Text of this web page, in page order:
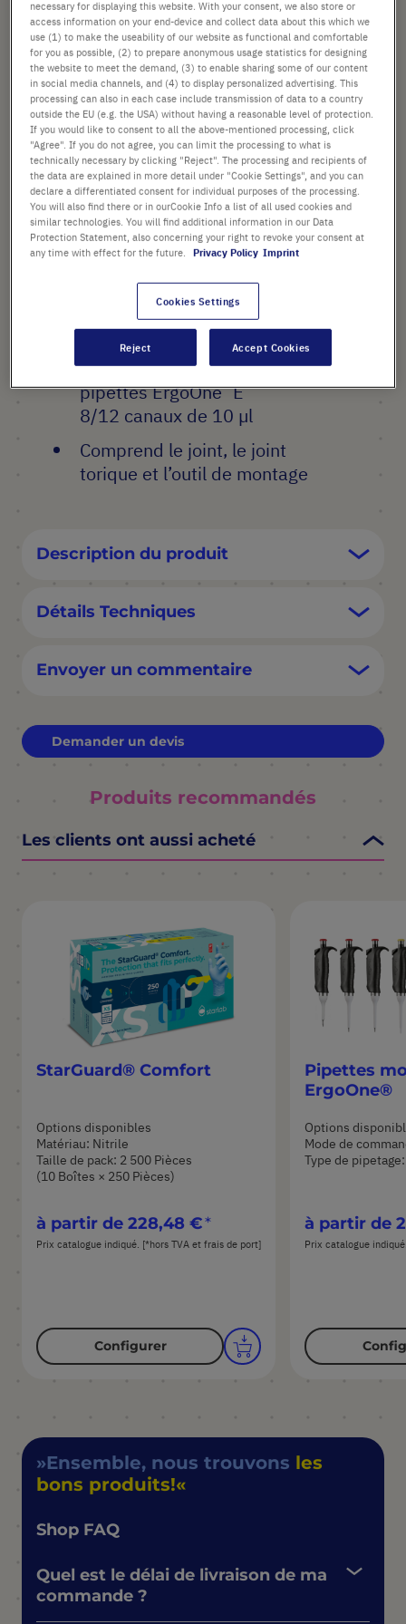
gallery
POINTS FORTS
Embout porte-cône pour
pipettes ErgoOne®E
8/12 canaux de 10 µl
Comprend le joint, le joint
torique et l’outil de montage
24,60 €
Prix catalogue indiqué. [*hors TVA et frais de port]
Vérifier la disponibilité Horsfrais de port
- +
Ajouter
au
panier
1 Pièce (1 Boîte × 1 Pièce)
Description du produit
Détails Techniques
Envoyer un commentaire
Demander un devis
Produits recommandés
Les clients ont aussi acheté
StarGuard® Comfort
Options disponibles
Matériau: Nitrile
Taille de pack: 2 500 Pièces
(10 Boîtes × 250 Pièces)
à partir de 228,48 €
Prix catalogue indiqué. [*hors TVA et frais de port]
Configurer
Pipettes
ErgoOne®
Options
Mode de
Type de
à partir de
Prix catalogue
Ensemble, nous trouvons les
bons produits!
Shop FAQ
Quel est le délai de livraison de ma
commande ?
necessary for displaying this website. With your consent, we also store or
access information on your end-device and collect data about this which we
use (1) to make the useability of our website as functional and comfortable
for you as possible, (2) to prepare anonymous usage statistics for designing
the website to meet the demand, (3) to enable sharing some of our content
in social media channels, and (4) to display personalized advertising. This
processing can also in each case include transmission of data to a country
outside the EU (e.g. the USA) without having a reasonable level of protection.
If you would like to consent to all the above-mentioned processing, click
"Agree". If you do not agree, you can limit the processing to what is
technically necessary by clicking "Reject". The processing and recipients of
the data are explained in more detail under "Cookie Settings", and you can
declare a differentiated consent for individual purposes of the processing.
You will also find there or in ourCookie Info a list of all used cookies and
similar technologies. You will find additional information in our Data
Protection Statement, also concerning your right to revoke your consent at
any time with effect for the future.
Privacy Policy Imprint
Cookies Settings
Reject Accept Cookies